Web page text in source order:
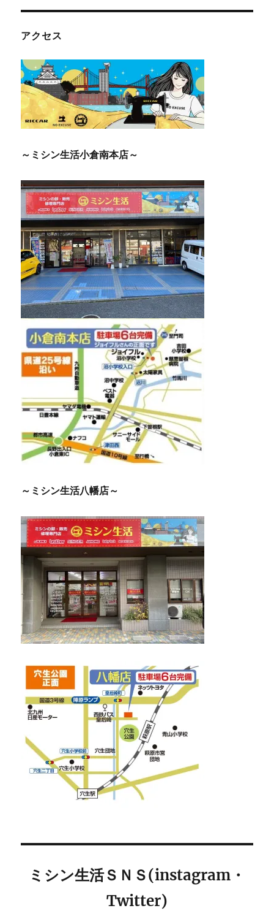
アクセス
～ミシン生活小倉南本店～
～ミシン生活八幡店～
ミシン生活ＳＮＳ(instagram・
Twitter)